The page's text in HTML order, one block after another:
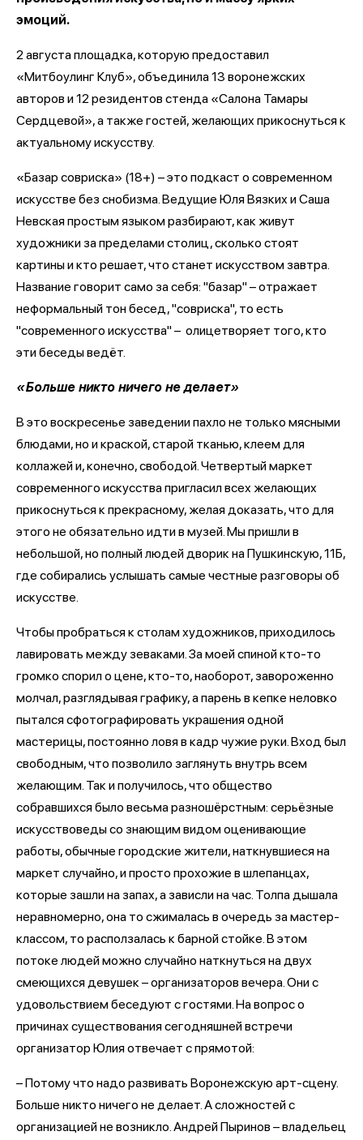
эмоций.
2 августа площадка, которую предоставил
«Митбоулинг Клуб», объединила 13 воронежских
авторов и 12 резидентов стенда «Салона Тамары
Сердцевой», а также гостей, желающих прикоснуться к
актуальному искусству.
«Базар совриска» (18+) – это подкаст о современном
искусстве без снобизма. Ведущие Юля Вязких и Саша
Невская простым языком разбирают, как живут
художники за пределами столиц, сколько стоят
картины и кто решает, что станет искусством завтра.
Название говорит само за себя: "базар" – отражает
неформальный тон бесед, "совриска", то есть
"современного искусства" – олицетворяет того, кто
эти беседы ведёт.
«Больше никто ничего не делает»
В это воскресенье заведении пахло не только мясными
блюдами, но и краской, старой тканью, клеем для
коллажей и, конечно, свободой. Четвертый маркет
современного искусства пригласил всех желающих
прикоснуться к прекрасному, желая доказать, что для
этого не обязательно идти в музей. Мы пришли в
небольшой, но полный людей дворик на Пушкинскую, 11Б,
где собирались услышать самые честные разговоры об
искусстве.
Чтобы пробраться к столам художников, приходилось
лавировать между зеваками. За моей спиной кто-то
громко спорил о цене, кто-то, наоборот, завороженно
молчал, разглядывая графику, а парень в кепке неловко
пытался сфотографировать украшения одной
мастерицы, постоянно ловя в кадр чужие руки. Вход был
свободным, что позволило заглянуть внутрь всем
желающим. Так и получилось, что общество
собравшихся было весьма разношёрстным: серьёзные
искусствоведы со знающим видом оценивающие
работы, обычные городские жители, наткнувшиеся на
маркет случайно, и просто прохожие в шлепанцах,
которые зашли на запах, а зависли на час. Толпа дышала
неравномерно, она то сжималась в очередь за мастер-
классом, то расползалась к барной стойке. В этом
потоке людей можно случайно наткнуться на двух
смеющихся девушек – организаторов вечера. Они с
удовольствием беседуют с гостями. На вопрос о
причинах существования сегодняшней встречи
организатор Юлия отвечает с прямотой:
– Потому что надо развивать Воронежскую арт-сцену.
Больше никто ничего не делает. А сложностей с
организацией не возникло. Андрей Пыринов – владельец